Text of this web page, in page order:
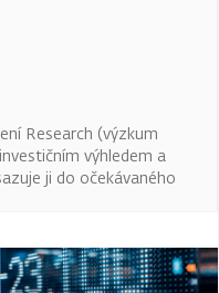
Research (výzkum
výhledem a
ji do očekávaného